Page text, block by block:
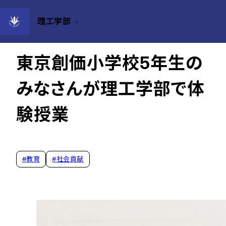
理工学部
2025年05月26日
東京創価小学校5年生の
みなさんが理工学部で体
験授業
#教育 #社会貢献